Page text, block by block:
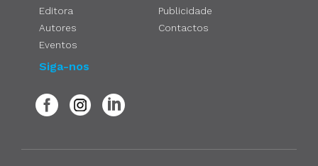
Editora
Autores
Eventos
Publicidade
Contactos
Siga-nos